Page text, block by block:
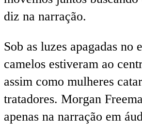
diz na narração.
Sob as luzes apagadas no
camelos estiveram ao
assim como mulheres
tratadores. Morgan
apenas na narração em